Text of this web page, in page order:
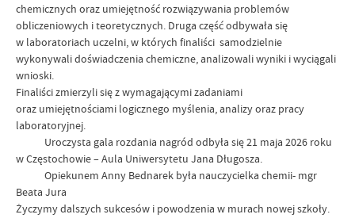
chemicznych oraz umiejętność rozwiązywania problemów
obliczeniowych i teoretycznych. Druga część odbywała się
w laboratoriach uczelni, w których finaliści samodzielnie
wykonywali doświadczenia chemiczne, analizowali wyniki i wyciągali
wnioski.
Finaliści zmierzyli się z wymagającymi zadaniami
oraz umiejętnościami logicznego myślenia, analizy oraz pracy
laboratoryjnej.
Uroczysta gala rozdania nagród odbyła się 21 maja 2026 roku
w Częstochowie – Aula Uniwersytetu Jana Długosza.
Opiekunem Anny Bednarek była nauczycielka chemii- mgr
Beata Jura
Życzymy dalszych sukcesów i powodzenia w murach nowej szkoły.